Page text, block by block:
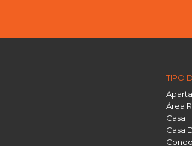
TIPO
Área
Casa
Casa